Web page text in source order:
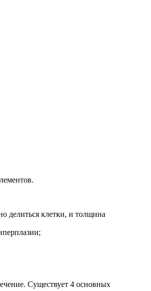
делиться клетки, и толщина
Существует 4 основных